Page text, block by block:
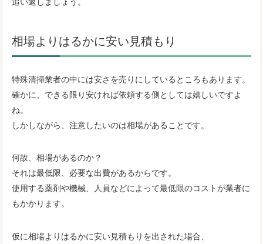
相場よりはるかに安い見積もり
特殊清掃業者の中には安さを売りにしているところもあります。
確かに、できる限り安ければ依頼する側としては嬉しいですよ
ね。
しかしながら、注意したいのは相場があることです。
何故、相場があるのか？
それは最低限、必要な出費があるからです。
使用する薬剤や機械、人員などによって最低限のコストが業者に
もかかります。
仮に相場よりはるかに安い見積もりを出された場合、